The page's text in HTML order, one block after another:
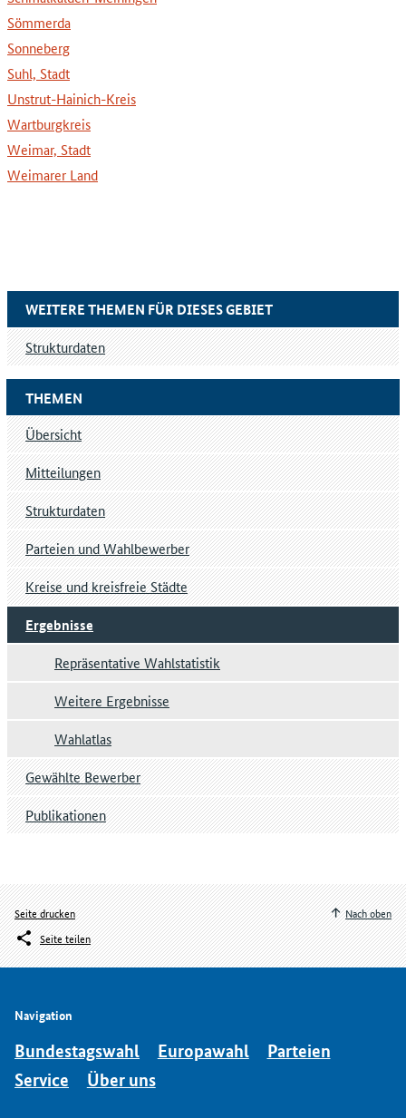
Sömmerda
Sonneberg
Suhl, Stadt
Unstrut-Hainich-Kreis
Wartburgkreis
Weimar, Stadt
Weimarer Land
THEMEN
Übersicht
Mitteilungen
Strukturdaten
Parteien und Wahlbewerber
Kreise und kreisfreie Städte
Ergebnisse
Repräsentative Wahlstatistik
Weitere Ergebnisse
Wahlatlas
Gewählte Bewerber
Publikationen
WEITERE THEMEN FÜR DIESES GEBIET
Strukturdaten
Seite drucken
Seite teilen
Nach oben
Navigation
Bundestagswahl Europawahl
Parteien
Service
Über uns